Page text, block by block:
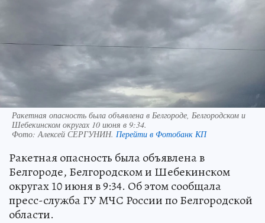
Ракетная опасность была объявлена в Белгороде, Белгородском и
Шебекинском округах 10 июня в 9:34.
Фото: Алексей СЕРГУНИН. Перейти в Фотобанк КП
Ракетная опасность была объявлена в
Белгороде, Белгородском и Шебекинском
округах 10 июня в 9:34. Об этом сообщала
пресс-служба ГУ МЧС России по Белгородской
области.